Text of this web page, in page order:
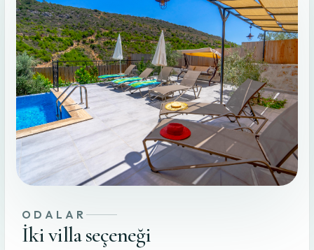
ODALAR
İki villa seçeneği